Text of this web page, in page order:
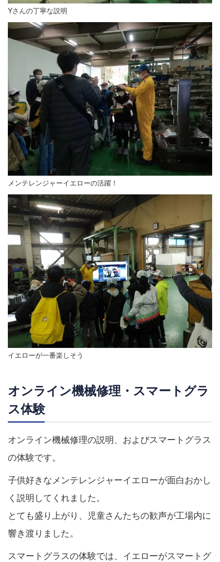
Yさんの丁寧な説明
メンテレンジャーイエローの活躍！
イエローが一番楽しそう
オンライン機械修理・スマートグラ
ス体験
オンライン機械修理の説明、およびスマートグラス
の体験です。
子供好きなメンテレンジャーイエローが面白おかし
く説明してくれました。
とても盛り上がり、児童さんたちの歓声が工場内に
響き渡りました。
スマートグラスの体験では、イエローがスマートグ